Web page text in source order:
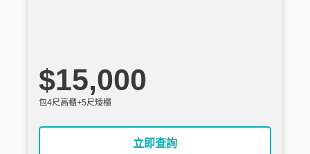
$15,000
包4尺高櫃+5尺矮櫃
立即查詢